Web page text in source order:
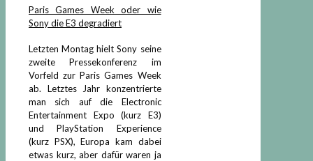
Paris Games Week oder wie
Sony die E3 degradiert
Letzten Montag hielt Sony seine
zweite Pressekonferenz im
Vorfeld zur Paris Games Week
ab. Letztes Jahr konzentrierte
man sich auf die Electronic
Entertainment Expo (kurz E3)
und PlayStation Experience
(kurz PSX), Europa kam dabei
etwas kurz, aber dafür waren ja